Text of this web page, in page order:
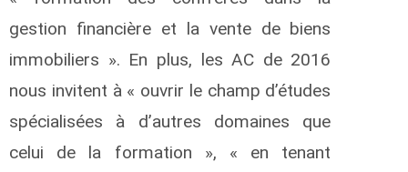
gestion financière et la vente de biens
immobiliers ». En plus, les AC de 2016
nous invitent à « ouvrir le champ d’études
spécialisées à d’autres domaines que
celui de la formation », « en tenant